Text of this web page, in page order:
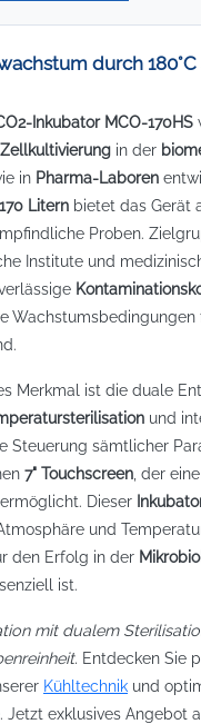
durch
Inkubator MCO-170HS
Zellkultivierung in der
in Pharma-Laboren
170 Litern bietet das Gerät
Proben.
Institute und
Merkmal ist die duale
und
Steuerung sämtlicher
7" Touchscreen , der
Dieser
und
den Erfolg in der
ist.
mit dualem
Entdecken Sie
Kühltechnik und
Jetzt exklusives Angebot